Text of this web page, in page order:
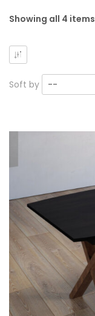
Showing all 4 items
Soft by --